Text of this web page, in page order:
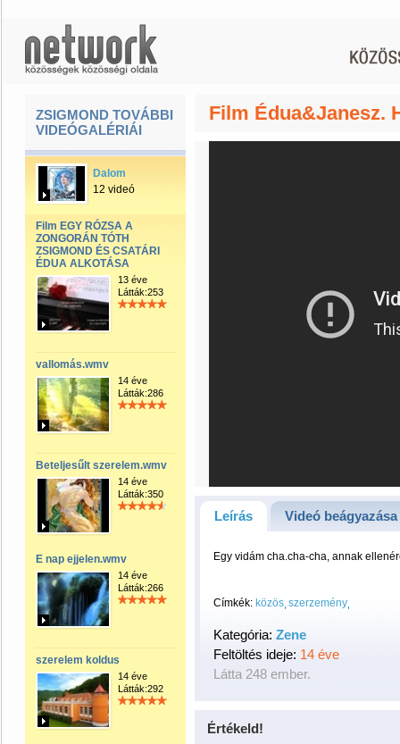
ZSIGMOND TOVÁBBI
VIDEÓGALÉRIÁI
Dalom
12 videó
Film EGY RÓZSA A
ZONGORÁN TÓTH
ZSIGMOND ÉS CSATÁRI
ÉDUA ALKOTÁSA
13 éve
Látták:253
vallomás.wmv
14 éve
Látták:286
Beteljesűlt szerelem.wmv
14 éve
Látták:350
E nap ejjelen.wmv
14 éve
Látták:266
szerelem koldus
14 éve
Látták:292
Film Édua&Janesz.
Leírás Videó beágyazása
Egy vidám cha.cha-cha, annak
Címkék: közös szerzemény
Kategória: Zene
Feltöltés ideje: 14 éve
Látta 248 ember.
Értékeld!